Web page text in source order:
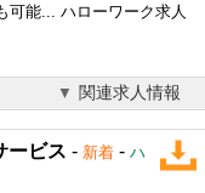
可能... ハローワーク求人
関連求人情報
ービス - 新着 - ハ